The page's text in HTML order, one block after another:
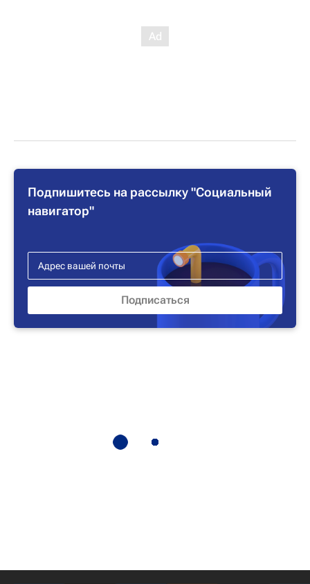
Подпишитесь на рассылку "Социальный
навигатор"